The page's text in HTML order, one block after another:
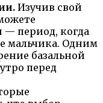
Изучив свой
— период, когда
мальчика. Одним
базальной
перед